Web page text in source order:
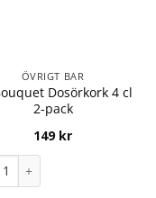
mängd
ÖVRIGT BAR
Dosörkork 4 cl
2-pack
149 kr
Dosörkork 4 cl 2-